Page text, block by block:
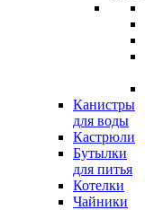
Канистры
для воды
Кастрюли
Бутылки
для питья
Котелки
Чайники